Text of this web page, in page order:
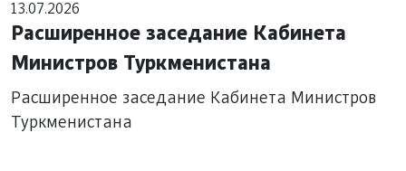
13.07.2026
Расширенное заседание Кабинета
Министров Туркменистана
Расширенное заседание Кабинета Министров
Туркменистана